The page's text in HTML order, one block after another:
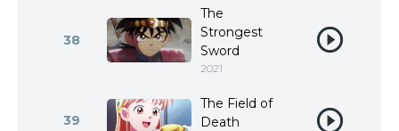
38
The
Strongest
Sword
2021
39
The Field of
Death